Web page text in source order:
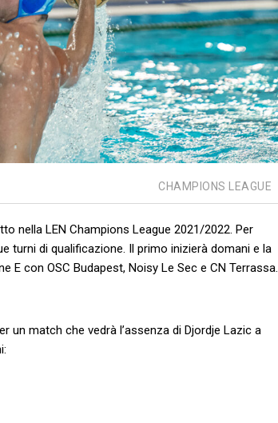
CHAMPIONS LEAGUE
nella LEN Champions League 2021/2022. Per
turni di qualificazione. Il primo inizierà domani e la
E con OSC Budapest, Noisy Le Sec e CN Terrassa.
un match che vedrà l’assenza di Djordje Lazic a